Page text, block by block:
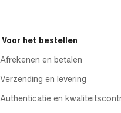
Voor het bestellen
Afrekenen en betalen
Verzending en levering
Authenticatie en